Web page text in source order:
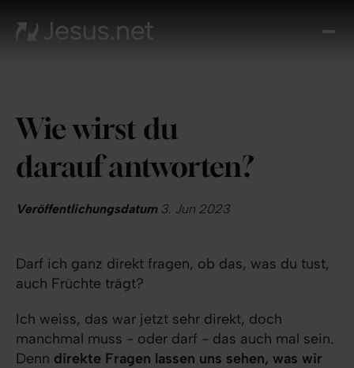
Wie wirst du
darauf antworten?
Veröffentlichungsdatum3. Jun 2023
Darf ich ganz direkt fragen, ob das, was du tust,
auch Früchte trägt?
Ich weiss, das war jetzt sehr direkt, doch
manchmal muss - oder darf - das auch mal sein.
Denn direkte Fragen lassen uns sehen, was wir